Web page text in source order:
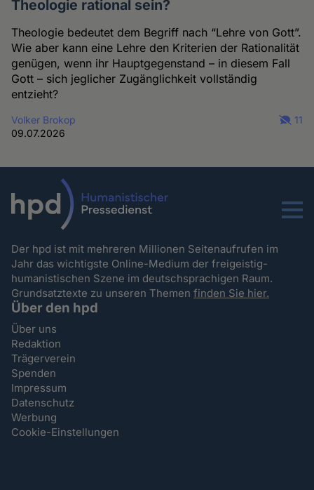
Theologie rational sein?
Theologie bedeutet dem Begriff nach “Lehre von Gott”.
Wie aber kann eine Lehre den Kriterien der Rationalität
genügen, wenn ihr Hauptgegenstand – in diesem Fall
Gott – sich jeglicher Zugänglichkeit vollständig
entzieht?
Volker Brokop
09.07.2026
11
Menu
Der hpd ist mit mehreren Millionen Seitenaufrufen im
Jahr das wichtigste Online-Medium der freigeistig-
humanistischen Szene im deutschsprachigen Raum.
Grundsatztexte zu unseren Themenfinden Sie hier.
Über den hpd
Über uns
Redaktion
Trägerverein
Spenden
Impressum
Datenschutz
Werbung
Cookie-Einstellungen